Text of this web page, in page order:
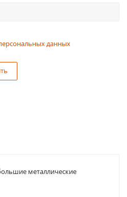
данных
металлические